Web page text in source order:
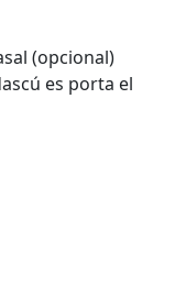
(opcional)
es porta el